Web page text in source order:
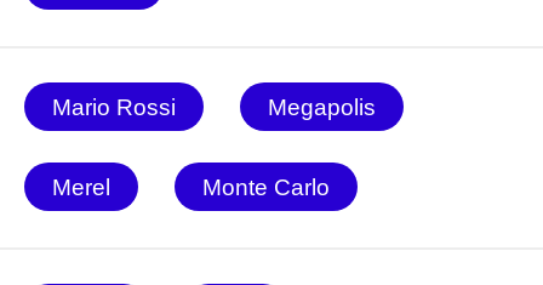
Mario Rossi Megapolis
Merel Monte Carlo